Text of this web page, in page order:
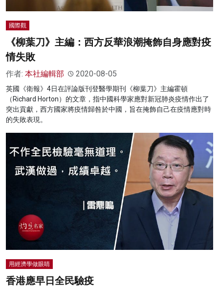
國際觀
《柳葉刀》主編：西方反華浪潮掩飾自身應對疫
情失敗
作者: 本社編輯部 2020-08-05
英國《衛報》4日在評論版刊登醫學期刊《柳葉刀》主編霍頓
（Richard Horton）的文章，指中國科學家應對新冠肺炎疫情作出了
突出貢獻，西方國家將疫情歸咎於中國，旨在掩飾自己在疫情應對時
的失敗表現。
用經濟學做眼睛
香港應早日全民驗疫